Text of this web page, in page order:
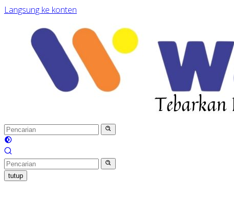
Langsung ke konten
tutup